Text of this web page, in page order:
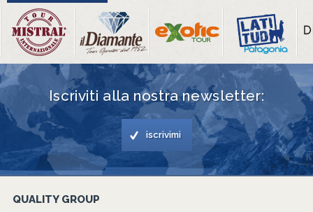
Iscriviti alla nostra newsletter:
iscrivimi
QUALITY GROUP